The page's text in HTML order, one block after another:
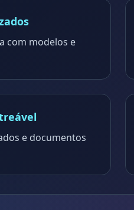
com modelos e
e documentos